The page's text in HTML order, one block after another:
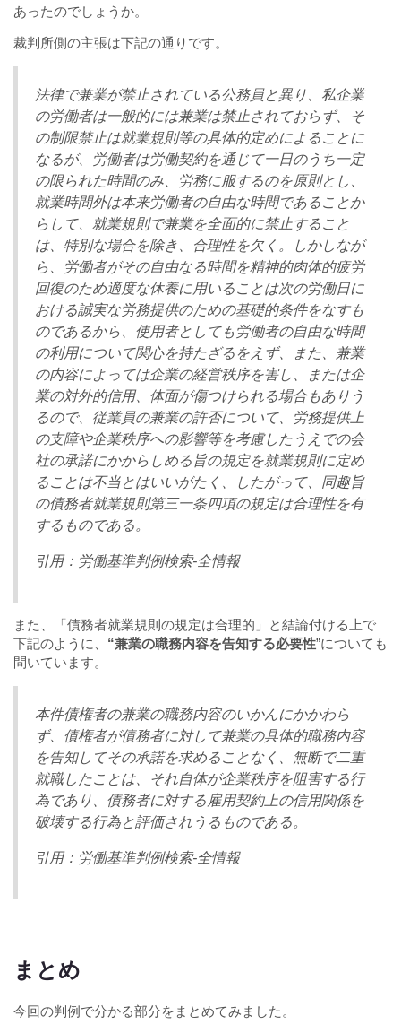
あったのでしょうか。
裁判所側の主張は下記の通りです。
法律で兼業が禁止されている公務員と異り、私企業
の労働者は一般的には兼業は禁止されておらず、そ
の制限禁止は就業規則等の具体的定めによることに
なるが、労働者は労働契約を通じて一日のうち一定
の限られた時間のみ、労務に服するのを原則とし、
就業時間外は本来労働者の自由な時間であることか
らして、就業規則で兼業を全面的に禁止すること
は、特別な場合を除き、合理性を欠く。しかしなが
ら、労働者がその自由なる時間を精神的肉体的疲労
回復のため適度な休養に用いることは次の労働日に
おける誠実な労務提供のための基礎的条件をなすも
のであるから、使用者としても労働者の自由な時間
の利用について関心を持たざるをえず、また、兼業
の内容によっては企業の経営秩序を害し、または企
業の対外的信用、体面が傷つけられる場合もありう
るので、従業員の兼業の許否について、労務提供上
の支障や企業秩序への影響等を考慮したうえでの会
社の承諾にかからしめる旨の規定を就業規則に定め
ることは不当とはいいがたく、したがって、同趣旨
の債務者就業規則第三一条四項の規定は合理性を有
するものである。
引用：労働基準判例検索-全情報
また、「債務者就業規則の規定は合理的」と結論付ける上で
下記のように、 “兼業の職務内容を告知する必要性”についても
問いています。
本件債権者の兼業の職務内容のいかんにかかわら
ず、債権者が債務者に対して兼業の具体的職務内容
を告知してその承諾を求めることなく、無断で二重
就職したことは、それ自体が企業秩序を阻害する行
為であり、債務者に対する雇用契約上の信用関係を
破壊する行為と評価されうるものである。
引用：労働基準判例検索-全情報
まとめ
今回の判例で分かる部分をまとめてみました。